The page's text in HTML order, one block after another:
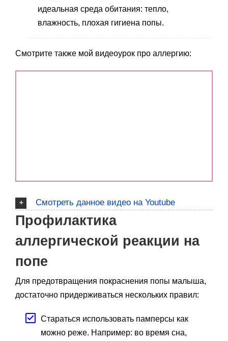
идеальная среда обитания: тепло,
влажность, плохая гигиена попы.
Смотрите также мой видеоурок про аллергию:
Смотреть данное видео на Youtube
Профилактика
аллергической реакции на
попе
Для предотвращения покраснения попы малыша,
достаточно придерживаться нескольких правил:
Стараться использовать памперсы как
можно реже. Например: во время сна,